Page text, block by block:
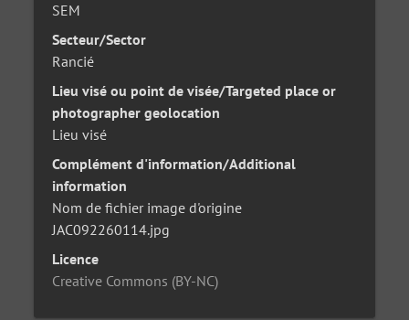
SEM
Secteur/Sector
Rancié
Lieu visé ou point de visée/Targeted place or
photographer geolocation
Lieu visé
Complément d'information/Additional
information
Nom de fichier image d'origine
JAC092260114.jpg
Licence
Creative Commons (BY-NC)